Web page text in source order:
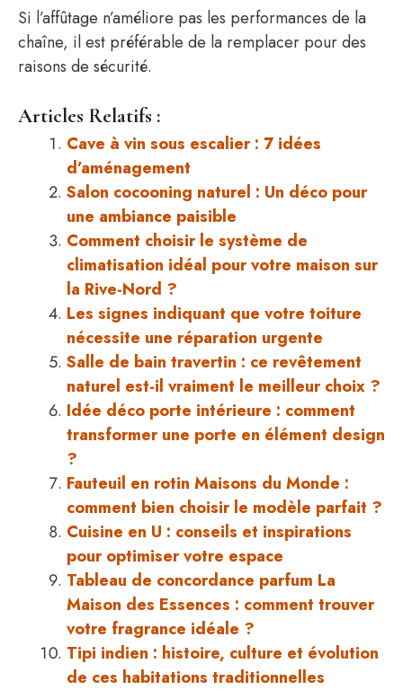
Si l’affûtage n’améliore pas les performances de la
chaîne, il est préférable de la remplacer pour des
raisons de sécurité.
Articles Relatifs :
Cave à vin sous escalier : 7 idées
d’aménagement
Salon cocooning naturel : Un déco pour
une ambiance paisible
Comment choisir le système de
climatisation idéal pour votre maison sur
la Rive-Nord ?
Les signes indiquant que votre toiture
nécessite une réparation urgente
Salle de bain travertin : ce revêtement
naturel est-il vraiment le meilleur choix ?
Idée déco porte intérieure : comment
transformer une porte en élément design
?
Fauteuil en rotin Maisons du Monde :
comment bien choisir le modèle parfait ?
Cuisine en U : conseils et inspirations
pour optimiser votre espace
Tableau de concordance parfum La
Maison des Essences : comment trouver
votre fragrance idéale ?
Tipi indien : histoire, culture et évolution
de ces habitations traditionnelles